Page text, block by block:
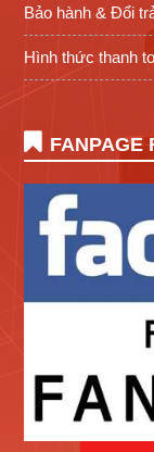
Bảo hành & Đổi
Hình thức thanh
FANPAGE